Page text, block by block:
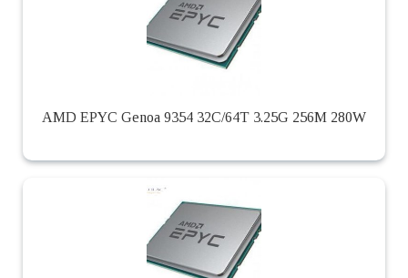
AMD EPYC Genoa 9354 32C/64T 3.25G 256M 280W